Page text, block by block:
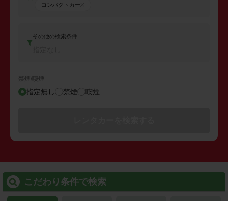
コンパクトカー
その他の検索条件
禁煙/喫煙
指定無し 禁煙 喫煙
こだわり条件で検索